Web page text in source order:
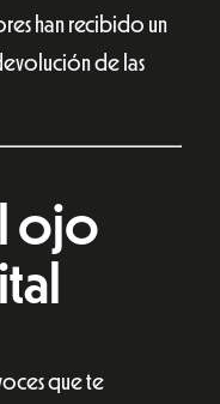
han recibido un
de las
ojo
que te